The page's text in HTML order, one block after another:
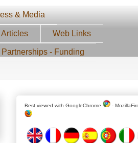
& Media
Web Links
- Funding
Best viewed with GoogleChrome -